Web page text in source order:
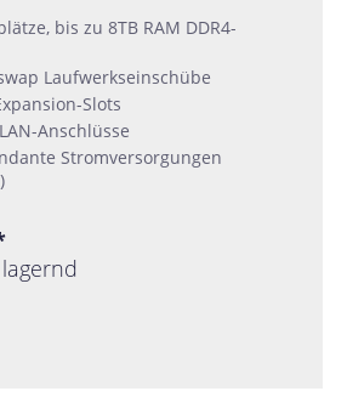
bis zu 8TB RAM DDR4-
Laufwerkseinschübe
Slots
Anschlüsse
Stromversorgungen